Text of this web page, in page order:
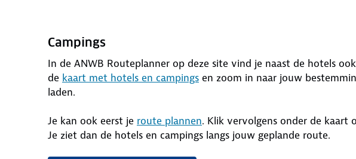
Campings
In de ANWB Routeplanner op deze site vind je naast de hotels
de kaart met hotels en campings en zoom in naar jouw
laden.
Je kan ook eerst je route plannen. Klik vervolgens onder de kaart
Je ziet dan de hotels en campings langs jouw geplande route.